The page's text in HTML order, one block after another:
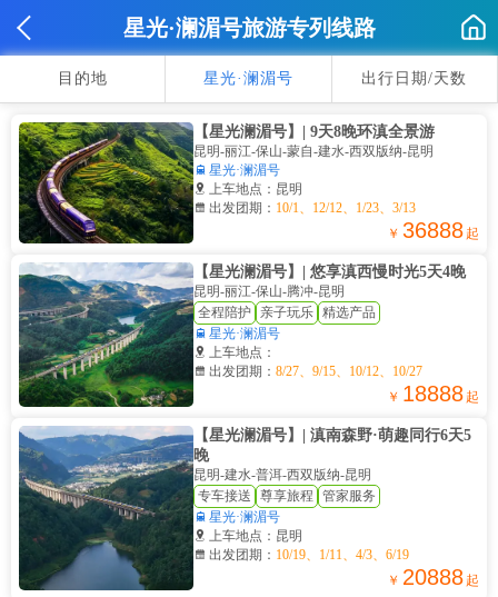
星光·澜湄号旅游专列线路
目的地 星光·澜湄号 出行日期/天数
【星光澜湄号】| 9天8晚环滇全景游
昆明-丽江-保山-蒙自-建水-西双版纳-昆明
 星光·澜湄号
 上车地点：昆明
 出发团期： 10/1、12/12、1/23、3/13
￥ 36888 起
【星光澜湄号】| 悠享滇西慢时光5天4晚
昆明-丽江-保山-腾冲-昆明
全程陪护 亲子玩乐 精选产品
 星光·澜湄号
 上车地点：
 出发团期：8/27、9/15、10/12、10/27
￥ 18888 起
【星光澜湄号】| 滇南森野·萌趣同行6天5
晚
昆明-建水-普洱-西双版纳-昆明
专车接送
尊享旅程 管家服务
 星光·澜湄号
 上车地点：昆明
 出发团期： 10/19、1/11、4/3、6/19
￥ 20888 起